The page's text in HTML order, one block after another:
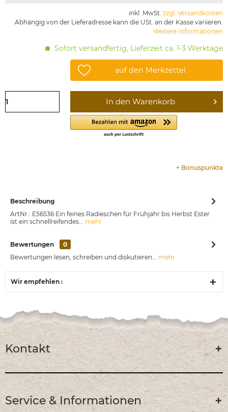
inkl. MwSt. zzgl. Versandkosten
Abhängig von der Lieferadresse kann die USt. an der Kasse variieren.
Weitere Informationen
Sofort versandfertig, Lieferzeit ca. 1-3 Werktage
auf den Merkzettel
In den Warenkorb
+ Bonuspunkte
Beschreibung
ArtNr.: E56536 Ein feines Radieschen für Frühjahr bis Herbst Ester
ist ein schnellreifendes... mehr
Bewertungen
0
Bewertungen lesen, schreiben und diskutieren... mehr
Wir empfehlen :
Kontakt
Service & Informationen